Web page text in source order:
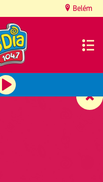
Belém